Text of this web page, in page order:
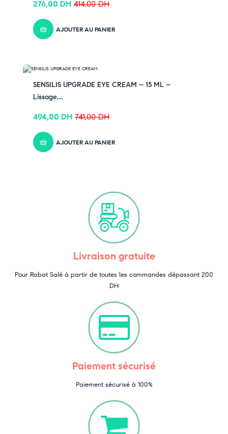
414,00DH
276,00 DH
AJOUTER AU PANIER
SENSILIS UPGRADE EYE CREAM – 15 ML –
Lissage,...
741,00DH
494,00 DH
AJOUTER AU PANIER
Livraison gratuite
Pour Rabat Salé à partir de toutes les commandes dépassant 200
DH
Paiement sécurisé
Paiement sécurisé à 100%